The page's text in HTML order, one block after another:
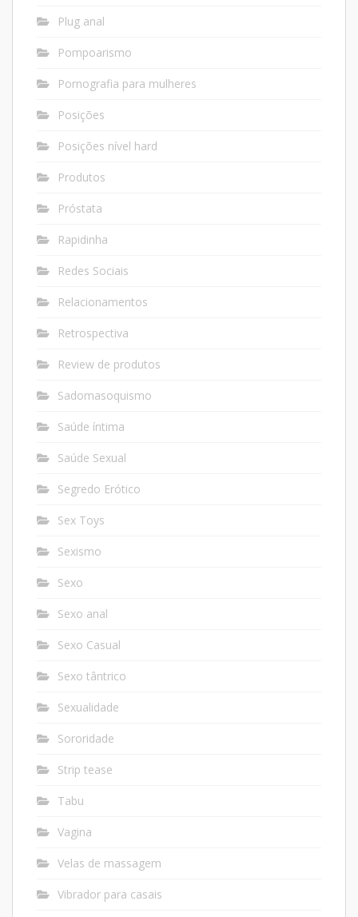
Plug anal
Pompoarismo
Pornografia para mulheres
Posições
Posições nível hard
Produtos
Próstata
Rapidinha
Redes Sociais
Relacionamentos
Retrospectiva
Review de produtos
Sadomasoquismo
Saúde íntima
Saúde Sexual
Segredo Erótico
Sex Toys
Sexismo
Sexo
Sexo anal
Sexo Casual
Sexo tântrico
Sexualidade
Sororidade
Strip tease
Tabu
Vagina
Velas de massagem
Vibrador para casais